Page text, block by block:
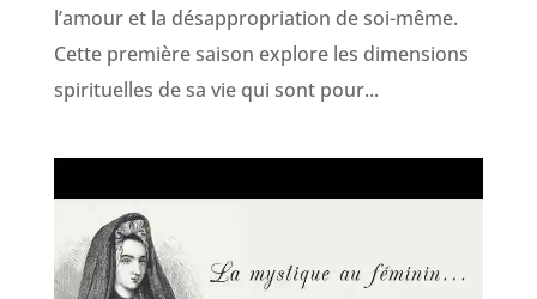
l’amour et la désappropriation de soi-même.
Cette première saison explore les dimensions
spirituelles de sa vie qui sont pour...